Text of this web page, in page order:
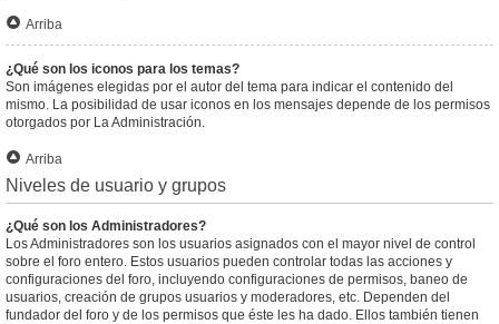
Arriba
¿Qué son los iconos para los temas?
Son imágenes elegidas por el autor del tema para indicar el contenido del
mismo. La posibilidad de usar iconos en los mensajes depende de los permisos
otorgados por La Administración.
Arriba
Niveles de usuario y grupos
¿Qué son los Administradores?
Los Administradores son los usuarios asignados con el mayor nivel de control
sobre el foro entero. Estos usuarios pueden controlar todas las acciones y
configuraciones del foro, incluyendo configuraciones de permisos, baneo de
usuarios, creación de grupos usuarios y moderadores, etc. Dependen del
fundador del foro y de los permisos que éste les ha dado. Ellos también tienen